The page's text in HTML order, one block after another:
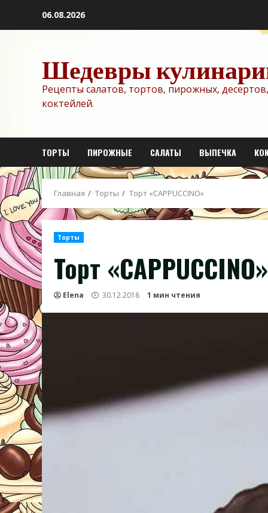
06.08.2026
Шедевры
Рецепты салатов, тортов, пирожных,
коктейлей.
ТОРТЫ ПИРОЖНЫЕ САЛАТЫ ВЫПЕЧКА
Главная Торты Торт «CAPPUCCINO»
Торты
Торт «CAPPUCCINO»
Elena 30.12.2018 1 мин чтения